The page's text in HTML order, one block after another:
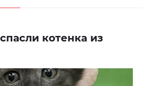
котенка из